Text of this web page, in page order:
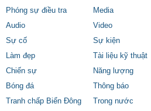
Phóng sự điều tra
Media
Audio
Video
Sự cố
Sự kiện
Làm đẹp
Tài liệu kỹ thuật
Chiến sự
Năng lượng
Bóng đá
Thông báo
Tranh chấp Biển Đông
Trong nước